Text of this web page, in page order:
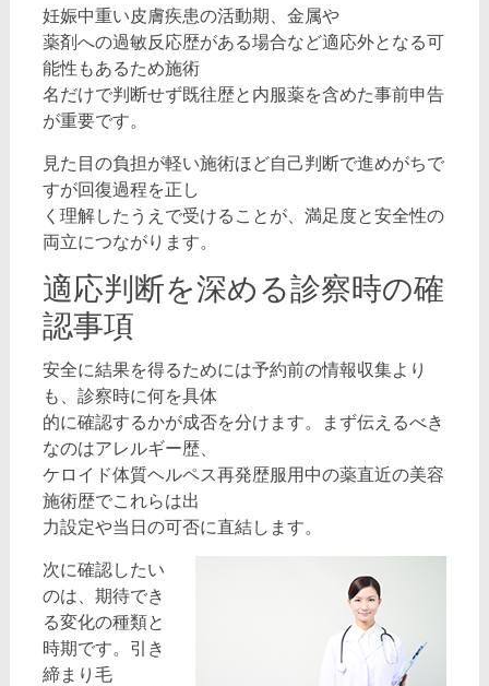
妊娠中重い皮膚疾患の活動期、金属や
薬剤への過敏反応歴がある場合など適応外となる可
能性もあるため施術
名だけで判断せず既往歴と内服薬を含めた事前申告
が重要です。
見た目の負担が軽い施術ほど自己判断で進めがちで
すが回復過程を正し
く理解したうえで受けることが、満足度と安全性の
両立につながります。
適応判断を深める診察時の確
認事項
安全に結果を得るためには予約前の情報収集より
も、診察時に何を具体
的に確認するかが成否を分けます。まず伝えるべき
なのはアレルギー歴、
ケロイド体質ヘルペス再発歴服用中の薬直近の美容
施術歴でこれらは出
力設定や当日の可否に直結します。
次に確認したい
のは、期待でき
る変化の種類と
時期です。引き
締まり毛